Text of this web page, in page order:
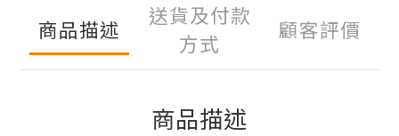
商品描述
送貨及付款
方式
顧客評價
商品描述